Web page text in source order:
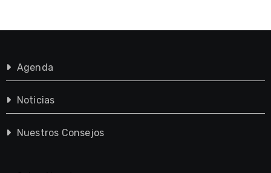
Agenda
Noticias
Nuestros Consejos